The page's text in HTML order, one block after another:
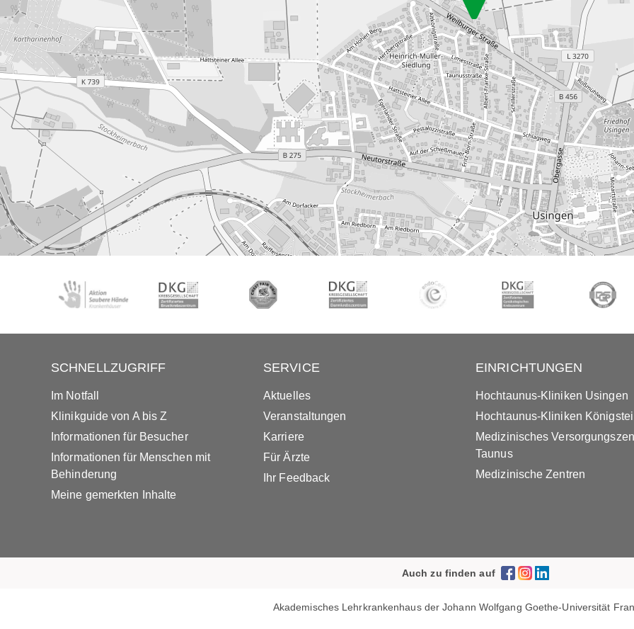
SCHNELLZUGRIFF
Im Notfall
Klinikguide von A bis Z
Informationen für Besucher
Informationen für Menschen mit
Behinderung
Meine gemerkten Inhalte
SERVICE
Aktuelles
Veranstaltungen
Karriere
Für Ärzte
Ihr Feedback
EINRICHTUNGEN
Hochtaunus-Kliniken Usingen
Hochtaunus-Kliniken
Medizinisches
Taunus
Medizinische Zentren
Auch zu finden auf
Akademisches Lehrkrankenhaus der Johann Wolfgang Goethe-Universität